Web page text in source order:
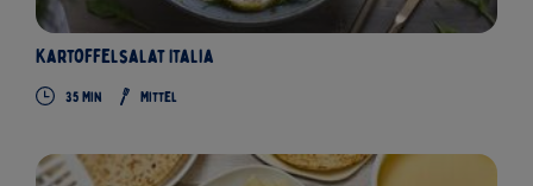
Kartoffelsalat Italia
35 Min Mittel